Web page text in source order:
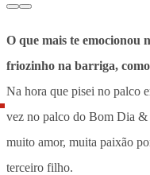
O que mais te emocionou
friozinho na barriga, como
Na hora que pisei no palco
vez no palco do Bom Dia &
muito amor, muita paixão
terceiro filho.